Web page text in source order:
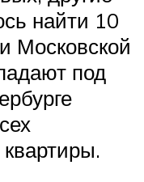
найти 10
Московской
под